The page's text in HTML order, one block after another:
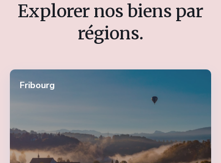
Explorer nos biens par
régions.
Fribourg